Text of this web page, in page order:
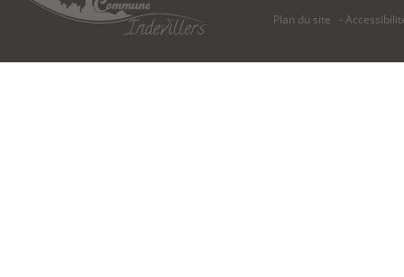
Plan du site